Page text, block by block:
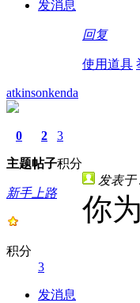
发消息
回复
使用道具
atkinsonkenda
0
主题
2
帖子
3
积分
新手上路
积分
3
发消息
发表于
你